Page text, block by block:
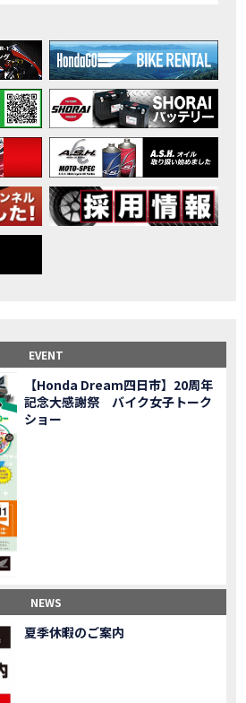
ートキャンペーン実施中！
のバイクイベント］2026MIE BIKE FES開催
ク女子】怖くて乗れなかったあの憧れバイク、ついに乗ります！
バイクが動かなくなった…原因不明で入院します
シリーズ 洋用品購入サポートキャンペーン
三重県ツーリング！梅本まどかさん、MIISAさんと一日笑った【ポケふた】Honda
梅本まどかさんと三重県ツーリング満喫しました！ポケふた探し第1弾【モトブログ】
ム新春初売り特別企画】のご紹介！！
でツーリングイベントに参戦したのだが・・
間ツーリングした素直なレビュー【モトブログ】Honda CB
ー、そしてさらなる原因が判明し、修理代が膨れ上がった結果
で街乗りも最適！ADVが20台でツーリングしました｜Honda ADV160
販売中！！
んなさい。大切なツーリングでやらかしてしまった…
道444kmぶっ通しで走った結果がヤバかった
安！三重→東京〇〇〇円で行けちゃった
ー！C125 CT125で女子ツーリング 最高！Honda Super Cub(JA59)
給油せずにどこまで行けるかやってみたら大変なことになりました
戦】世界一の最強バイクでついにやります。
を見たらイライラするかもしれません。ごめんなさい。
】センサーで感知！駐車場でバイクの周りを…
バイク納車！スタッフがまさかの対応…
】バイク女子はツーリング中も〇〇が大好き♡
から10年目の素直な感想|Honda NC750X DCT【バイク女子ツーリング】
じゃない？低身長女が検証します
ング】バイク女子、仲悪いって本当？
は女性ライダーでもツーリングを楽しめるのか検証してみた｜Honda ゴールドウイング
EVENT
【Honda Dream四日市】20周年
記念大感謝祭 バイク女子トーク
ショー
NEWS
夏季休暇のご案内